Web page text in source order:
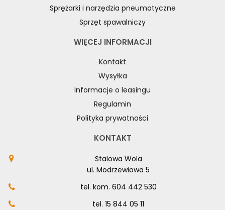
Sprężarki i narzędzia pneumatyczne
Sprzęt spawalniczy
WIĘCEJ INFORMACJI
Kontakt
Wysyłka
Informacje o leasingu
Regulamin
Polityka prywatności
KONTAKT
Stalowa Wola
ul. Modrzewiowa 5
tel. kom. 604 442 530
tel. 15 844 05 11